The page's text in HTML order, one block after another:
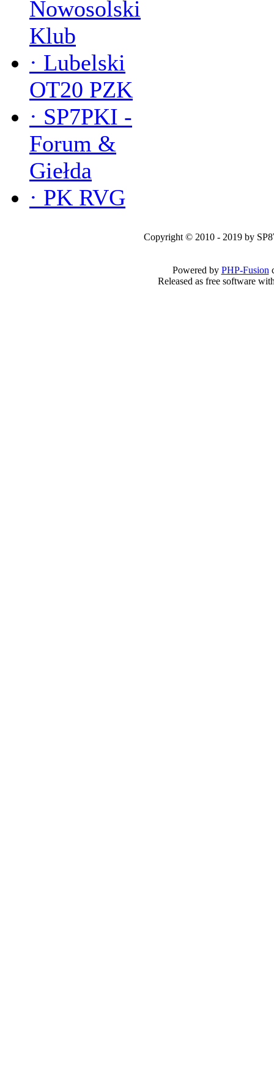
Nowosolski
Klub
· Lubelski
OT20 PZK
· SP7PKI -
Forum &
Giełda
· PK RVG
Copyright © 2010 - 2019 by
Powered by PHP-Fusion
Released as free software